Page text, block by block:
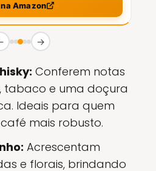
Amazon
→
Conferem notas
tabaco e uma doçura
Ideais para quem
mais robusto.
Acrescentam
e florais, brindando